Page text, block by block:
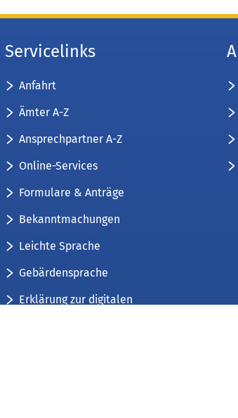
Servicelinks
Anfahrt
Ämter A-Z
Ansprechpartner A-Z
Online-Services
Formulare & Anträge
Bekanntmachungen
Leichte Sprache
Gebärdensprache
Erklärung zur digitalen